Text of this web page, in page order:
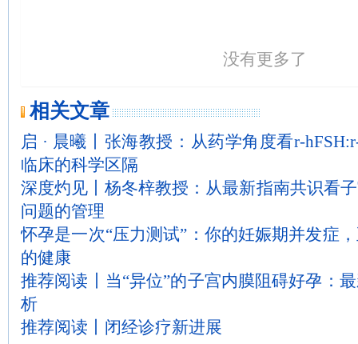
没有更多了
相关文章
启 · 晨曦丨张海教授：从药学角度看r-
临床的科学区隔
深度灼见丨杨冬梓教授：从最新指南共识看
问题的管理
怀孕是一次“压力测试”：你的妊娠期并发症
的健康
推荐阅读丨当“异位”的子宫内膜阻碍好孕：
析
推荐阅读丨闭经诊疗新进展